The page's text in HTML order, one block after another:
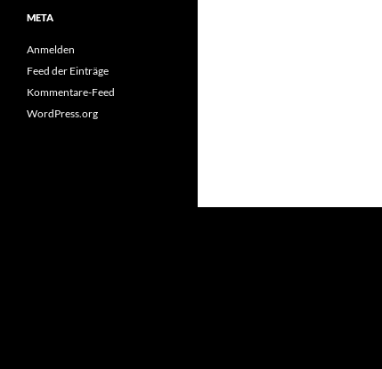
META
Anmelden
Feed der Einträge
Kommentare-Feed
WordPress.org